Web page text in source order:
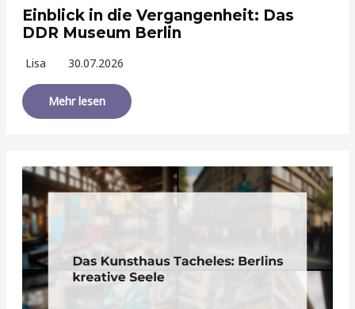
Einblick in die Vergangenheit: Das
DDR Museum Berlin
Lisa 30.07.2026
Mehr lesen